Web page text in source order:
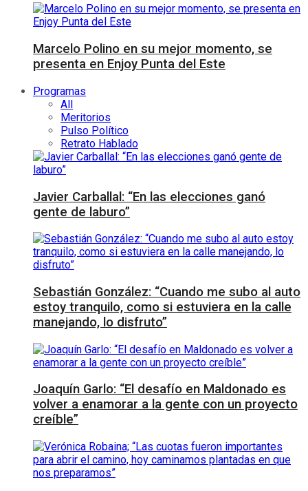
Marcelo Polino en su mejor momento, se
presenta en Enjoy Punta del Este
Programas
All
Meritorios
Pulso Político
Retrato Hablado
Javier Carballal: “En las elecciones ganó
gente de laburo”
Sebastián González: “Cuando me subo al auto
estoy tranquilo, como si estuviera en la calle
manejando, lo disfruto”
Joaquín Garlo: “El desafío en Maldonado es
volver a enamorar a la gente con un proyecto
creíble”